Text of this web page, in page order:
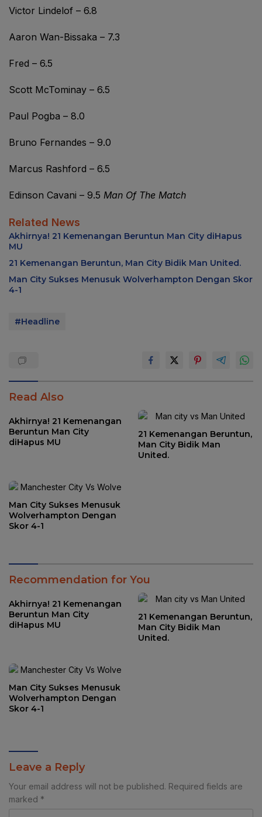
Victor Lindelof – 6.8
Aaron Wan-Bissaka – 7.3
Fred – 6.5
Scott McTominay – 6.5
Paul Pogba – 8.0
Bruno Fernandes – 9.0
Marcus Rashford – 6.5
Edinson Cavani – 9.5 Man Of The Match
Related News
Akhirnya! 21 Kemenangan Beruntun Man City diHapus
MU
21 Kemenangan Beruntun, Man City Bidik Man United.
Man City Sukses Menusuk Wolverhampton Dengan Skor
4-1
#Headline
Read Also
Akhirnya! 21 Kemenangan
Beruntun Man City
diHapus MU
21 Kemenangan Beruntun,
Man City Bidik Man
United.
Man City Sukses Menusuk
Wolverhampton Dengan
Skor 4-1
Recommendation for You
Akhirnya! 21 Kemenangan
Beruntun Man City
diHapus MU
21 Kemenangan Beruntun,
Man City Bidik Man
United.
Man City Sukses Menusuk
Wolverhampton Dengan
Skor 4-1
Leave a Reply
Your email address will not be published. Required fields are
marked *